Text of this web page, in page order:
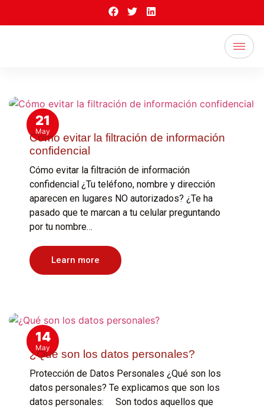
21
May
Cómo evitar la filtración de información
confidencial
Cómo evitar la filtración de información
confidencial ¿Tu teléfono, nombre y dirección
aparecen en lugares NO autorizados? ¿Te ha
pasado que te marcan a tu celular preguntando
por tu nombre…
Learn more
14
May
¿Qué son los datos personales?
Protección de Datos Personales ¿Qué son los
datos personales? Te explicamos que son los
datos personales: Son todos aquellos que